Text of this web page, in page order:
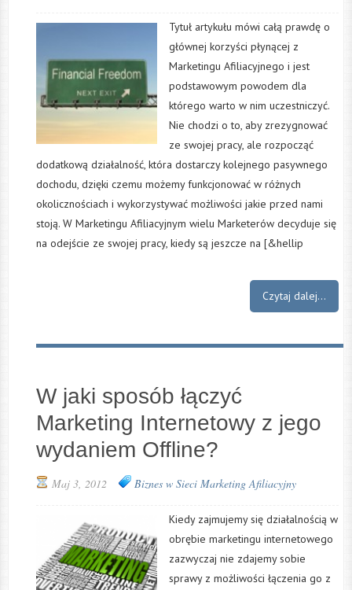
Tytuł artykułu mówi całą prawdę o
głównej korzyści płynącej z
Marketingu Afiliacyjnego i jest
podstawowym powodem dla
którego warto w nim uczestniczyć.
Nie chodzi o to, aby zrezygnować
ze swojej pracy, ale rozpocząć
dodatkową działalność, która dostarczy kolejnego pasywnego
dochodu, dzięki czemu możemy funkcjonować w różnych
okolicznościach i wykorzystywać możliwości jakie przed nami
stoją. W Marketingu Afiliacyjnym wielu Marketerów decyduje się
na odejście ze swojej pracy, kiedy są jeszcze na [&hellip
Czytaj dalej...
W jaki sposób łączyć
Marketing Internetowy z jego
wydaniem Offline?
Maj 3, 2012 Biznes w Sieci Marketing Afiliacyjny
Kiedy zajmujemy się działalnością w
obrębie marketingu internetowego
zazwyczaj nie zdajemy sobie
sprawy z możliwości łączenia go z